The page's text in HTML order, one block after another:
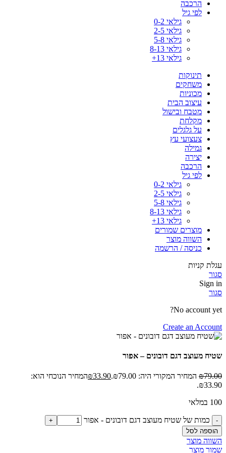
הרכבה
לפי גיל
גילאי 0-2
גילאי 2-5
גילאי 5-8
גילאי 8-13
גילאי 13+
תינוקות
משחקים
מכוניות
עיצוב הבית
מטבח ובישול
מקלחת
על גלגלים
צעצועי עץ
גמילה
יצירה
הרכבה
לפי גיל
גילאי 0-2
גילאי 2-5
גילאי 5-8
גילאי 8-13
גילאי 13+
מוצרים שמורים
השווה מוצר
כניסה / הרשמה
עגלת קניות
סגור
Sign in
סגור
No account yet?
Create an Account
שטיח מעוצב דגם דובונים – אפור
₪79.00 המחיר המקורי היה: ₪79.00. ₪33.90
המחיר הנוכחי הוא:
₪33.90.
100 במלאי
כמות של שטיח מעוצב דגם דובונים - אפור
הוספה לסל
השווה מוצר
שמור מוצר